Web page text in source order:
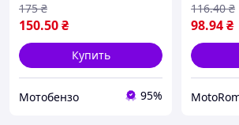
150.50₴
175 ₴
Купить
Мотобензо 95%
98.94₴
116.40 ₴